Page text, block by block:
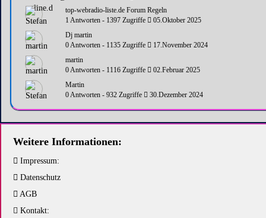
top-webradio-liste.de Forum Regeln
1 Antworten - 1397 Zugriffe
05.Oktober 2025
Dj martin
0 Antworten - 1135 Zugriffe
17.November 2024
martin
0 Antworten - 1116 Zugriffe
02.Februar 2025
Martin
0 Antworten - 932 Zugriffe
30.Dezember 2024
Weitere Informationen:
Impressum:
Datenschutz
AGB
Kontakt: